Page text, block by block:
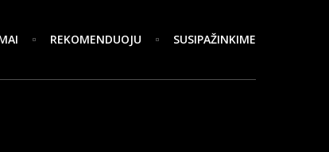
REKOMENDUOJU SUSIPAŽINKIME